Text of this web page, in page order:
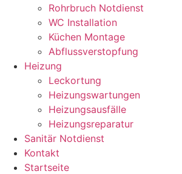
Rohrbruch Notdienst
WC Installation
Küchen Montage
Abflussverstopfung
Heizung
Leckortung
Heizungswartungen
Heizungsausfälle
Heizungsreparatur
Sanitär Notdienst
Kontakt
Startseite